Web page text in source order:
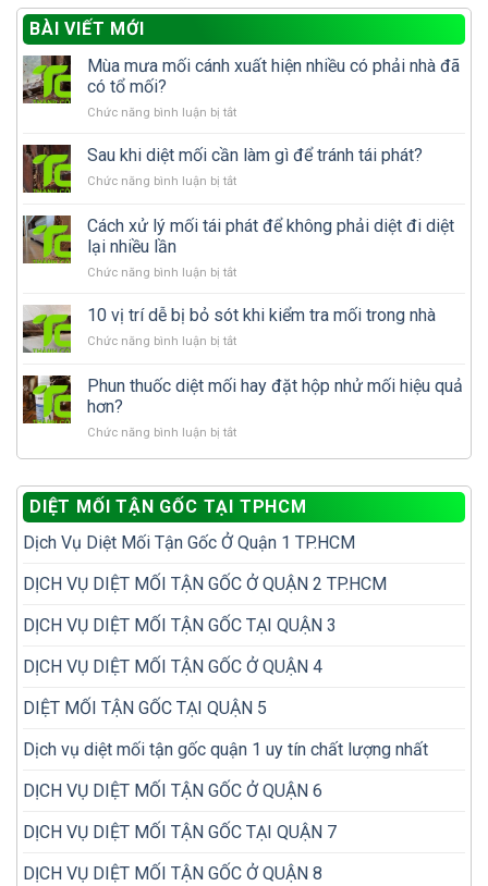
BÀI VIẾT MỚI
Mùa mưa mối cánh xuất hiện nhiều có phải nhà đã
có tổ mối?
Chức năng bình luận bị tắtở
mưa
cánh
hiện
phải
đã
Sau khi diệt mối cần làm gì để tránh tái phát?
Chức năng bình luận bị tắtở
khi
diệt
cần
gì
tránh
phát?
Cách xử lý mối tái phát để không phải diệt đi diệt
lại nhiều lần
Chức năng bình luận bị tắtở
xử
mối
phát
phải
diệt
diệt
lại
lần
10 vị trí dễ bị bỏ sót khi kiểm tra mối trong nhà
Chức năng bình luận bị tắtở
vị
trí
bị
khi
kiểm
tra
mối
nhà
Phun thuốc diệt mối hay đặt hộp nhử mối hiệu quả
hơn?
Chức năng bình luận bị tắtở
diệt
mối
hay
đặt
nhử
hiệu
quả
hơn?
DIỆT MỐI TẬN GỐC TẠI TPHCM
Dịch Vụ Diệt Mối Tận Gốc Ở Quận 1 TP.HCM
DỊCH VỤ DIỆT MỐI TẬN GỐC Ở QUẬN 2 TP.HCM
DỊCH VỤ DIỆT MỐI TẬN GỐC TẠI QUẬN 3
DỊCH VỤ DIỆT MỐI TẬN GỐC Ở QUẬN 4
DIỆT MỐI TẬN GỐC TẠI QUẬN 5
Dịch vụ diệt mối tận gốc quận 1 uy tín chất lượng nhất
DỊCH VỤ DIỆT MỐI TẬN GỐC Ở QUẬN 6
DỊCH VỤ DIỆT MỐI TẬN GỐC TẠI QUẬN 7
DỊCH VỤ DIỆT MỐI TẬN GỐC Ở QUẬN 8